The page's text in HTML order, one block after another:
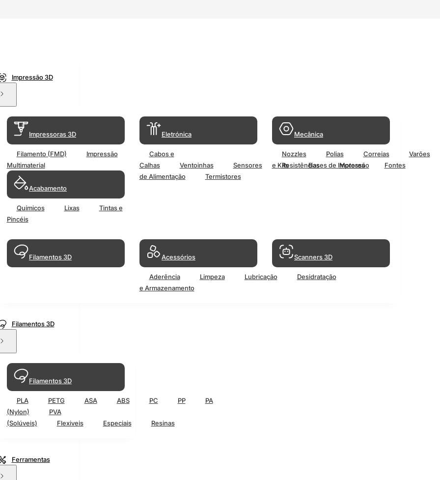
Impressão 3D
Impressoras 3D
Filamento (FMD)
Impressão
Multimaterial
Acabamento
Químicos Lixas
Tintas e
Pincéis
Eletrónica
Cabos e
Calhas
Ventoinhas Sensores Resistências Motores
Fontes
de Alimentação
Termistores
Mecânica
Nozzles Polias Correias
Varões
e Kits
Bases de Impressão
Filamentos 3D Acessórios
Aderência Limpeza Lubricação
Desidratação
e Armazenamento
Scanners 3D
Filamentos 3D
Filamentos 3D
PLA PETG ASA ABS PC PP
PA
(Nylon)
PVA
(Solúveis)
Flexiveis Especiais Resinas
Ferramentas